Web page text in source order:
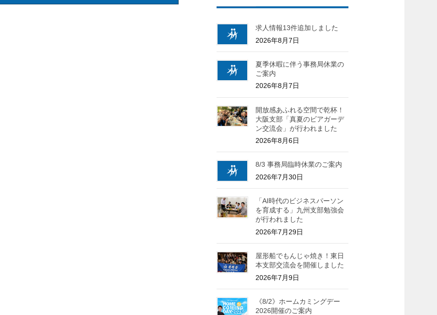
求人情報13件追加しました
2026年8月7日
夏季休暇に伴う事務局休業の
ご案内
2026年8月7日
開放感あふれる空間で乾杯！
大阪支部「真夏のビアガーデ
ン交流会」が行われました
2026年8月6日
8/3 事務局臨時休業のご案内
2026年7月30日
「AI時代のビジネスパーソン
を育成する」九州支部勉強会
が行われました
2026年7月29日
屋形船でもんじゃ焼き！東日
本支部交流会を開催しました
2026年7月9日
《8/2》ホームカミングデー
2026開催のご案内